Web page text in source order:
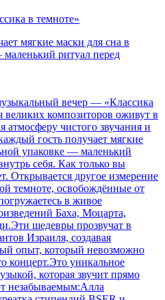
в темноте»
мягкие маски для сна в
ритуал перед
вечер — «Классика
великих композиторов оживут в
атмосферу чистого звучания и
гость получает мягкие
упаковке — маленький
себя. Как только вы
Открывается другое измерение
темноте, освобождённые от
в живое
Баха, Моцарта,
шедевры прозвучат в
Израиля, создавая
опыт, который невозможно
концерт.Это уникальное
которая звучит прямо
незабываемым:Алла